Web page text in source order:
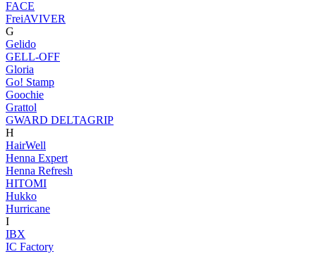
FACE
FreiAVIVER
G
Gelido
GELL-OFF
Gloria
Go! Stamp
Goochie
Grattol
GWARD DELTAGRIP
H
HairWell
Henna Expert
Henna Refresh
HITOMI
Hukko
Hurricane
I
IBX
IC Factory